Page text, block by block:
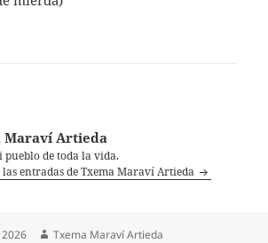
Maraví Artieda
pueblo de toda la vida.
las entradas de Txema Maraví Artieda
Autor
Txema Maraví Artieda